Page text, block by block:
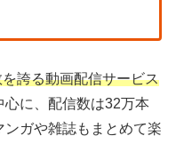
誇る動画配信サービス
に、配信数は32万本
ガや雑誌もまとめて楽